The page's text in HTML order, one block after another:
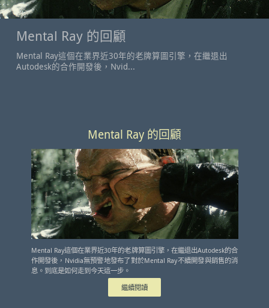
Mental Ray 的回顧
Mental Ray這個在業界近30年的老牌算圖引擎，在繼退出
Autodesk的合作開發後，Nvid...
Mental Ray 的回顧
Mental Ray這個在業界近30年的老牌算圖引擎，在繼退出Autodesk的合
作開發後，Nvidia無預警地發布了對於Mental Ray不續開發與銷售的消
息。到底是如何走到今天這一步。
繼續閱讀